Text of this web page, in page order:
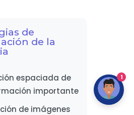
de
de la
espaciada de
importante
de imágenes
1